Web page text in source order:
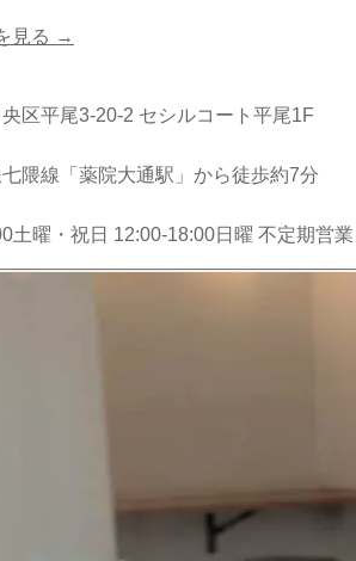
見る →
区平尾3-20-2 セシルコート平尾1F
隈線「薬院大通駅」から徒歩約7分
土曜・祝日 12:00-18:00日曜 不定期営業